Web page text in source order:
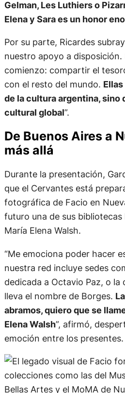
Gelman, Les Luthiers o
Elena y Sara es un honor
Por su parte, Ricardes
nuestro apoyo a disposición.
comienzo: compartir el
con el resto del mundo.
de la cultura argentina, sino
cultural global”.
De Buenos Aires a
más allá
Durante la presentación,
que el Cervantes está
fotográfica de Facio en
futuro una de sus
María Elena Walsh.
“Me emociona poder hacer
nuestra red incluye sedes
dedicada a Octavio Paz, o la
lleva el nombre de Borges.
abramos, quiero que se
Elena Walsh”, afirmó,
emoción entre los presentes.